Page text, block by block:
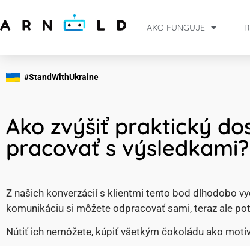
AKO FUNGUJE
#StandWithUkraine
Ako zvýšiť praktický
pracovať s výsledkami?
Z našich konverzácií s klientmi tento bod dlhodobo
komunikáciu si môžete odpracovať sami, teraz ale
Nútiť ich nemôžete, kúpiť všetkým čokoládu ako